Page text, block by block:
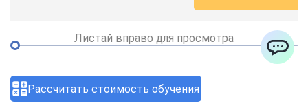
Рассчитать стоимость обучения
Листай вправо для просмотра